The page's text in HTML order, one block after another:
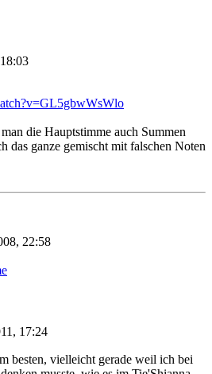
die Hauptstimme auch Summen
das ganze gemischt mit falschen Noten
22:58
17:24
besten, vielleicht gerade weil ich bei